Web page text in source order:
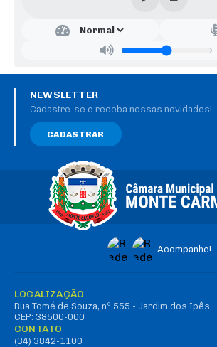
Acompanhe!
NEWSLETTER
Cadastre-se e receba nossas novidades!
CADASTRAR
LOCALIZAÇÃO
Rua Tomé de Souza, nº 555 - Jardim dos Ipês
CEP: 38500-000
CONTATO
(34) 3842-1100